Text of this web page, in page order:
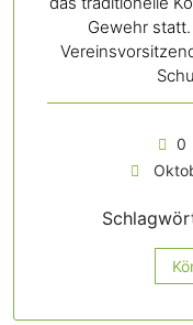
Gewehr
0